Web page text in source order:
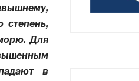
Для
в